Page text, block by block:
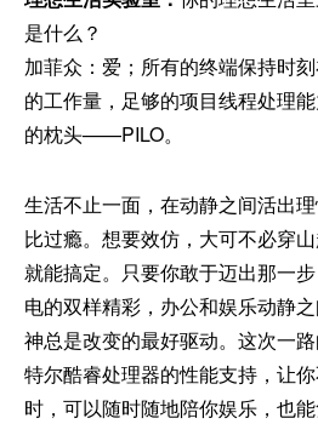
是什么？
加菲众：爱；所有的终端保持时
的工作量，足够的项目线程处理
的枕头——PILO。
生活不止一面，在动静之间活出
比过瘾。想要效仿，大可不必穿
就能搞定。只要你敢于迈出那一
电的双样精彩，办公和娱乐动静
神总是改变的最好驱动。这次一
特尔酷睿处理器的性能支持，让
时，可以随时随地陪你娱乐，也